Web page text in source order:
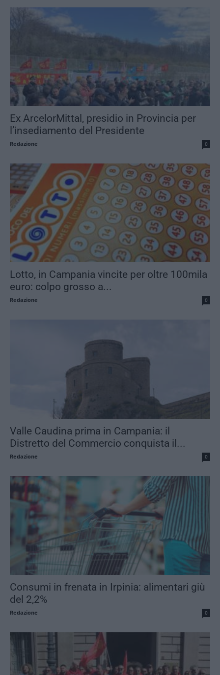
Ex ArcelorMittal, presidio in Provincia per
l’insediamento del Presidente
Redazione 0
Lotto, in Campania vincite per oltre 100mila
euro: colpo grosso a...
Redazione 0
Valle Caudina prima in Campania: il
Distretto del Commercio conquista il...
Redazione 0
Consumi in frenata in Irpinia: alimentari giù
del 2,2%
Redazione 0